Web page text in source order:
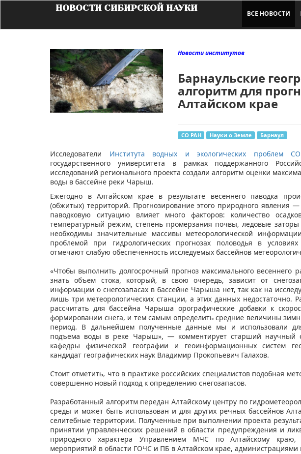
НОВОСТИ СИБИРСКОЙ НАУКИ
ВСЕ НОВОСТИ
Новости институтов
Барнаульские
алгоритм для
Алтайском крае
СО РАН Науки о Земле Барнаул
​Исследователи Института водных и экологических проблем
государственного университета в рамках поддержанного
исследований регионального проекта создали алгоритм оценки
воды в бассейне реки Чарыш.
Ежегодно в Алтайском крае в результате весеннего паводка
(обжитых) территорий. Прогнозирование этого природного явления
паводковую ситуацию влияет много факторов: количество
температурный режим, степень промерзания почвы, ледовые заторы
необходимы значительные массивы метеорологической
проблемой при гидрологических прогнозах половодья в
отмечают слабую обеспеченность исследуемых бассейнов
«Чтобы выполнить долгосрочный прогноз максимального весеннего
знать объем стока, который, в свою очередь, зависит от
информации о снегозапасах в бассейне Чарыша нет, так как на
лишь три метеорологических станции, а этих данных недостаточно.
рассчитать для бассейна Чарыша орографические добавки к
формировании снега, и тем самым определить средние величины
период. В дальнейшем полученные данные мы и использовали
подъема воды в реке Чарыш», — комментирует старший научный
кафедры физической географии и геоинформационных систем
кандидат географических наук Владимир Прокопьевич Галахов.
Стоит отметить, что в практике российских специалистов подобная
совершенно новый подход к определению снегозапасов.
Разработанный алгоритм передан Алтайскому центру по
среды и может быть использован и для других речных бассейнов
селитебные территории. Полученные при выполнении проекта
принятии управленческих решений в области предупреждения и
природного характера Управлением МЧС по Алтайскому
мероприятий в области ГОЧС и ПБ в Алтайском крае, администрациями